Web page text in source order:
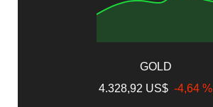
GOLD
4.328,92 US$ -4,64 %